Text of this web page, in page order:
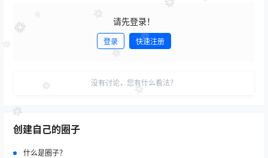
请先登录！
登录 快速注册
没有讨论，您有什么看法？
创建自己的圈子
什么是圈子？